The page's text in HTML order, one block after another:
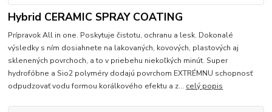
Hybrid CERAMIC SPRAY COATING
Prípravok All in one. Poskytuje čistotu, ochranu a lesk. Dokonalé
výsledky s ním dosiahnete na lakovaných, kovových, plastových aj
sklenených povrchoch, a to v priebehu niekoľkých minút. Super
hydrofóbne a Sio2 polyméry dodajú povrchom EXTRÉMNU schopnosť
odpudzovať vodu formou korálkového efektu a z... celý popis